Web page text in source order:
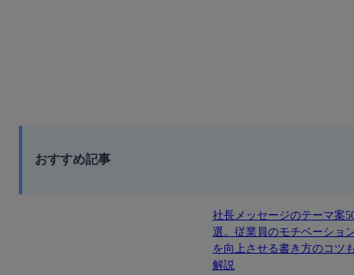
おすすめ記事
社長メッセージのテーマ案
選。従業員のモチベーショ
を向上させる書き方のコツ
解説